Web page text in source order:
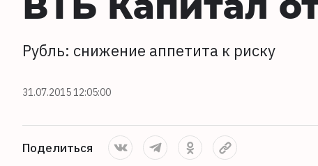
Рубль: снижение аппетита к риску
31.07.2015 12:05:00
Поделиться